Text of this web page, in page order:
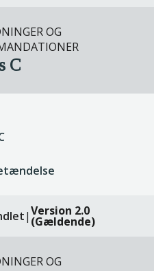
OG
C
|Version 2.0
(Gældende)
OG